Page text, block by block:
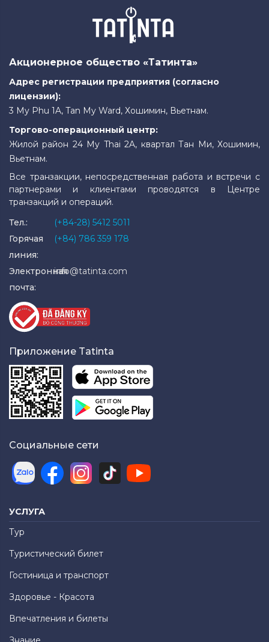
Акционерное общество «Татинта»
Адрес регистрации предприятия (согласно
лицензии):
3 My Phu 1A, Tan My Ward, Хошимин, Вьетнам.
Торгово-операционный центр:
Жилой район 24 My Thai 2A, квартал Тан Ми, Хошимин,
Вьетнам.
Все транзакции, непосредственная работа и встречи с
партнерами и клиентами проводятся в Центре
транзакций и операций.
Тел.:
(+84-28) 5412 5011
Горячая
линия:
(+84) 786 359 178
Электронная
почта:
info@tatinta.com
Приложение Tatinta
Социальные сети
УСЛУГА
Тур
Туристический билет
Гостиница и транспорт
Здоровье - Красота
Впечатления и билеты